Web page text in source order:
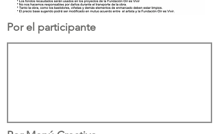
Por el participante